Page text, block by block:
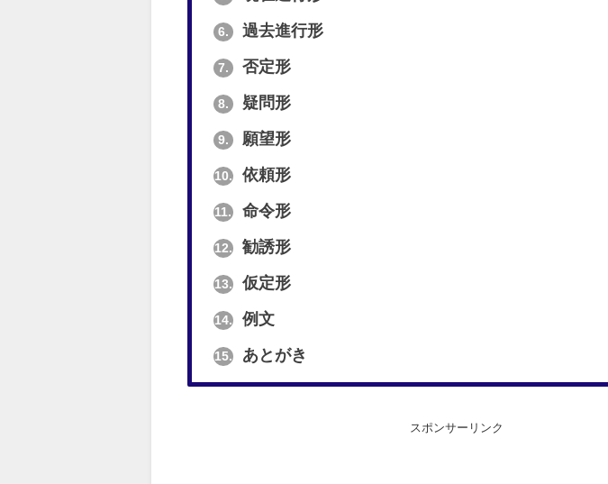
6. 過去進行形
7. 否定形
8. 疑問形
9. 願望形
10. 依頼形
11. 命令形
12. 勧誘形
13. 仮定形
14. 例文
15. あとがき
スポンサーリンク